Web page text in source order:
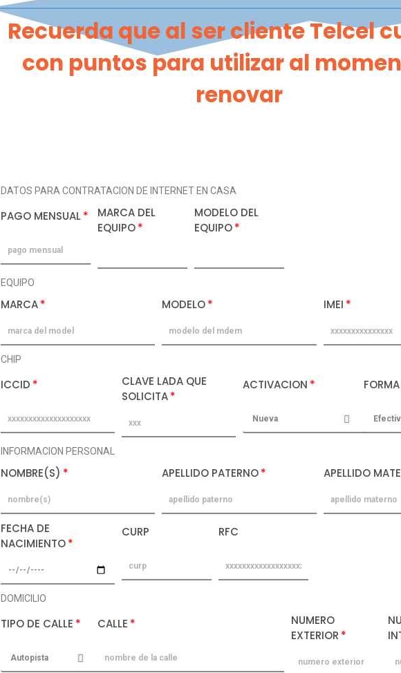
Recuerda que al ser cliente Telcel
con puntos para utilizar al
renovar
DATOS PARA CONTRATACION DE INTERNET EN CASA
PAGO MENSUAL
MARCA DEL
EQUIPO
MODELO DEL
EQUIPO
EQUIPO
MARCA MODELO IMEI
CHIP
ICCID
CLAVE LADA QUE
SOLICITA
ACTIVACION
INFORMACION PERSONAL
NOMBRE(S) APELLIDO PATERNO APELLIDO
FECHA DE
NACIMIENTO
CURP RFC
DOMICILIO
TIPO DE CALLE CALLE
NUMERO
EXTERIOR